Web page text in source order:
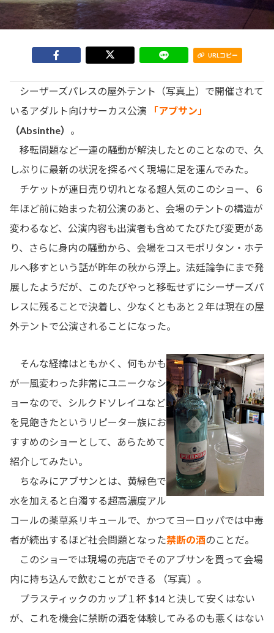
URLコピー
シーザーズパレスの屋外テント（写真上）で開催されて
いるアダルト向けサーカス公演 「アブサン」
（Absinthe） 。
移転問題など一連の騒動が解決したとのことなので、久
しぶりに最新の状況を探るべく現場に足を運んでみた。
チケットが連日売り切れとなる超人気のこのショー、６
年ほど前に始まった初公演のあと、会場のテントの構造が
変わるなど、公演内容も出演者も含めてたびたび変更があ
り、さらに身内の騒動から、会場をコスモポリタン・ホテ
ルへ移すという話が昨年の秋から浮上。法廷論争にまで発
展したようだが、このたびやっと移転せずにシーザーズパ
レスに残ることで決着し、少なくともあと２年は現在の屋
外テントで公演されることになった。
そんな経緯はともかく、何もかも
が一風変わった非常にユニークなシ
ョーなので、シルクドソレイユなど
を見飽きたというリピーター族にお
すすめのショーとして、あらためて
紹介してみたい。
ちなみにアブサンとは、黄緑色で
水を加えると白濁する超高濃度アル
コールの薬草系リキュールで、かつてヨーロッパでは中毒
者が続出するほど社会問題となった禁断の酒のことだ。
このショーでは現場の売店でそのアブサンを買って会場
内に持ち込んで飲むことができる （写真）。
プラスティックのカップ１杯 $14 と決して安くはない
が、これを機会に禁断の酒を体験してみるのも悪くはない